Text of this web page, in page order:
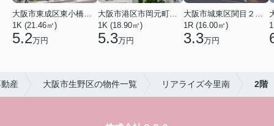
1K (21.46㎡)
5.2万円
1K (18.90㎡)
5.3万円
大阪市城東区関目２丁目
1R (16.00㎡)
3.3万円
産 大阪市生野区の物件一覧 リアライズ今里南 2階